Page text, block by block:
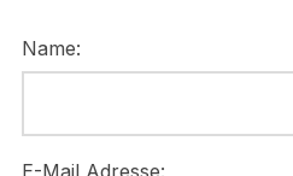
Name:
E-Mail Adresse: